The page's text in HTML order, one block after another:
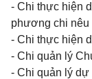
- Chi thực hiện
phương chi nêu
- Chi thực hiện
- Chi quản lý
- Chi quản lý